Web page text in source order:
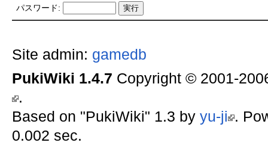
パスワード:
Site admin: gamedb
PukiWiki 1.4.7 Copyright © 2001-
.
Based on "PukiWiki" 1.3 by yu-ji .
0.002 sec.